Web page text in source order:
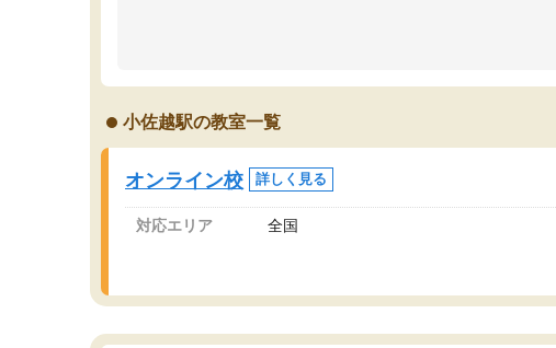
小佐越駅の教室一覧
オンライン校 詳しく見る
対応エリア 全国